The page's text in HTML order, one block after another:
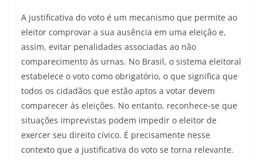
A justificativa do voto é um mecanismo que permite ao
eleitor comprovar a sua ausência em uma eleição e,
assim, evitar penalidades associadas ao não
comparecimento às urnas. No Brasil, o sistema eleitoral
estabelece o voto como obrigatório, o que significa que
todos os cidadãos que estão aptos a votar devem
comparecer às eleições. No entanto, reconhece-se que
situações imprevistas podem impedir o eleitor de
exercer seu direito cívico. É precisamente nesse
contexto que a justificativa do voto se torna relevante.